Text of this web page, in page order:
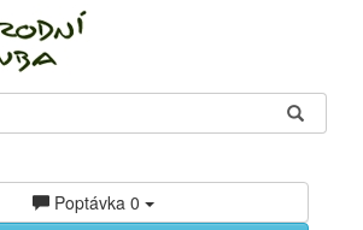
Poptávka 0